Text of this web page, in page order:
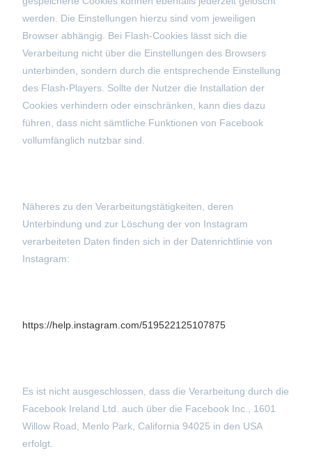
werden. Die Einstellungen hierzu sind vom jeweiligen
Browser abhängig. Bei Flash-Cookies lässt sich die
Verarbeitung nicht über die Einstellungen des Browsers
unterbinden, sondern durch die entsprechende Einstellung
des Flash-Players. Sollte der Nutzer die Installation der
Cookies verhindern oder einschränken, kann dies dazu
führen, dass nicht sämtliche Funktionen von Facebook
vollumfänglich nutzbar sind.
Näheres zu den Verarbeitungstätigkeiten, deren
Unterbindung und zur Löschung der von Instagram
verarbeiteten Daten finden sich in der Datenrichtlinie von
Instagram:
https://help.instagram.com/519522125107875
Es ist nicht ausgeschlossen, dass die Verarbeitung durch die
Facebook Ireland Ltd. auch über die Facebook Inc., 1601
Willow Road, Menlo Park, California 94025 in den USA
erfolgt.